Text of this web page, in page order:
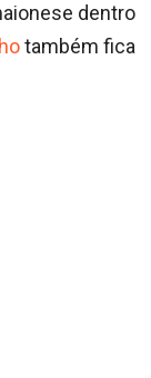
dentro
também fica